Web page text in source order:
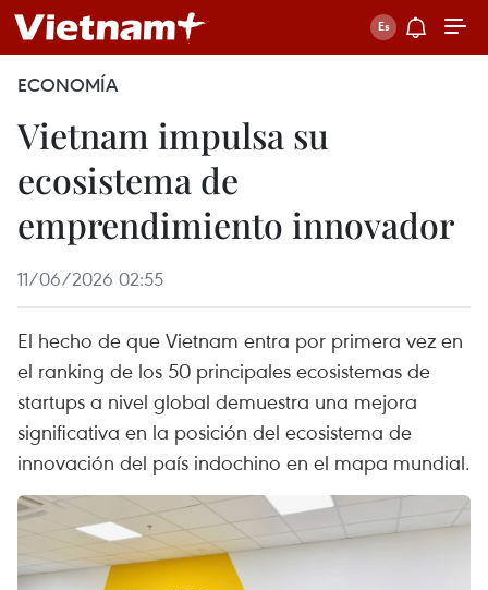
ECONOMÍA
Vietnam impulsa su
ecosistema de
emprendimiento innovador
11/06/2026 02:55
El hecho de que Vietnam entra por primera vez en
el ranking de los 50 principales ecosistemas de
startups a nivel global demuestra una mejora
significativa en la posición del ecosistema de
innovación del país indochino en el mapa mundial.